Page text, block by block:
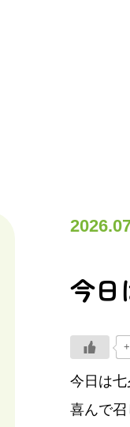
今日
今日は七
喜んで